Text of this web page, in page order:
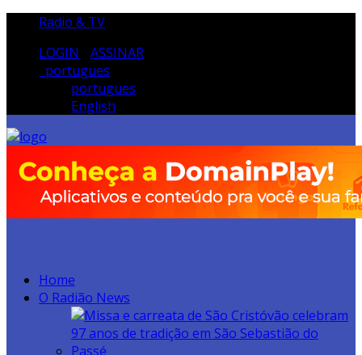
Radio & TV
LOGIN
ASSINAR
portugues
portugues
English
Home
O Radião News